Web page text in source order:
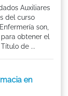
Auxiliares
del curso
son,
obtener el
de ...
en